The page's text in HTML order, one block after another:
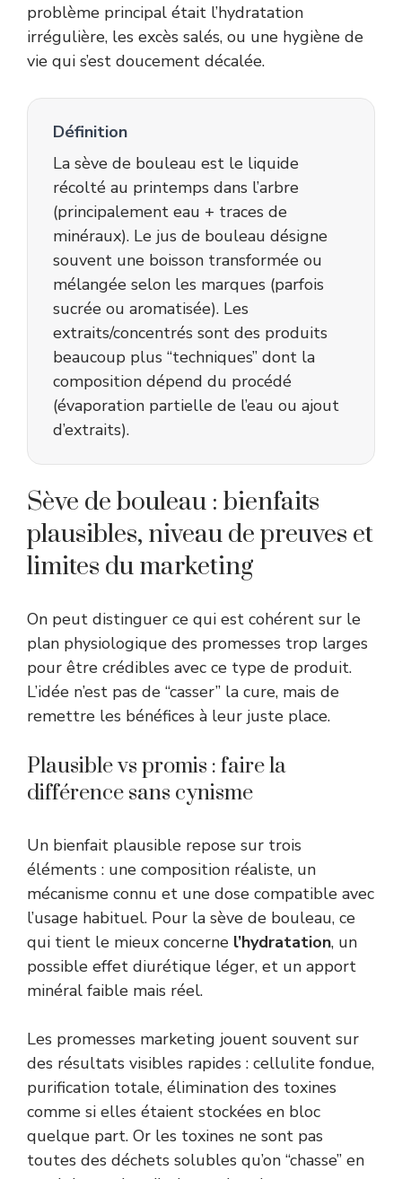
problème principal était l’hydratation
irrégulière, les excès salés, ou une hygiène de
vie qui s’est doucement décalée.
Définition
La sève de bouleau est le liquide
récolté au printemps dans l’arbre
(principalement eau + traces de
minéraux). Le jus de bouleau désigne
souvent une boisson transformée ou
mélangée selon les marques (parfois
sucrée ou aromatisée). Les
extraits/concentrés sont des produits
beaucoup plus “techniques” dont la
composition dépend du procédé
(évaporation partielle de l’eau ou ajout
d’extraits).
Sève de bouleau : bienfaits
plausibles, niveau de preuves et
limites du marketing
On peut distinguer ce qui est cohérent sur le
plan physiologique des promesses trop larges
pour être crédibles avec ce type de produit.
L’idée n’est pas de “casser” la cure, mais de
remettre les bénéfices à leur juste place.
Plausible vs promis : faire la
différence sans cynisme
Un bienfait plausible repose sur trois
éléments : une composition réaliste, un
mécanisme connu et une dose compatible avec
l’usage habituel. Pour la sève de bouleau, ce
qui tient le mieux concerne l’hydratation, un
possible effet diurétique léger, et un apport
minéral faible mais réel.
Les promesses marketing jouent souvent sur
des résultats visibles rapides : cellulite fondue,
purification totale, élimination des toxines
comme si elles étaient stockées en bloc
quelque part. Or les toxines ne sont pas
toutes des déchets solubles qu’on “chasse” en